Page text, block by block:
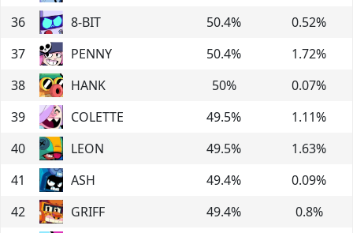
36
8-BIT 50.4% 0.52%
37
PENNY 50.4% 1.72%
38
HANK 50% 0.07%
39
COLETTE 49.5% 1.11%
40
LEON 49.5% 1.63%
41
ASH 49.4% 0.09%
42
GRIFF 49.4% 0.8%